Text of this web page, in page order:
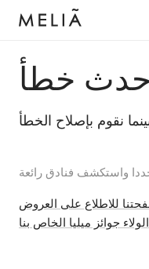
حدث خطأ
واستكشف فنادق رائعة
للاطلاع على العروض
جوائز ميليا الخاص بنا